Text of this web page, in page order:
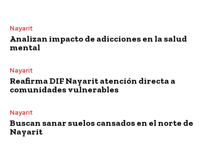
Nayarit
Analizan impacto de adicciones en la salud
mental
Nayarit
Reafirma DIF Nayarit atención directa a
comunidades vulnerables
Nayarit
Buscan sanar suelos cansados en el norte de
Nayarit